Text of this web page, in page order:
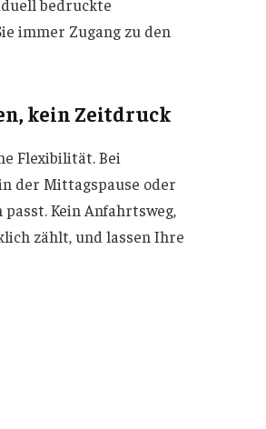
bedruckte
immer Zugang zu den
kein Zeitdruck
Flexibilität. Bei
der Mittagspause oder
passt. Kein Anfahrtsweg,
zählt, und lassen Ihre